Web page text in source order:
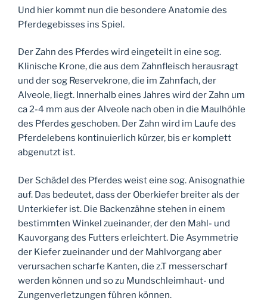
Und hier kommt nun die besondere Anatomie des
Pferdegebisses ins Spiel.
Der Zahn des Pferdes wird eingeteilt in eine sog.
Klinische Krone, die aus dem Zahnfleisch herausragt
und der sog Reservekrone, die im Zahnfach, der
Alveole, liegt. Innerhalb eines Jahres wird der Zahn um
ca 2-4 mm aus der Alveole nach oben in die Maulhöhle
des Pferdes geschoben. Der Zahn wird im Laufe des
Pferdelebens kontinuierlich kürzer, bis er komplett
abgenutzt ist.
Der Schädel des Pferdes weist eine sog. Anisognathie
auf. Das bedeutet, dass der Oberkiefer breiter als der
Unterkiefer ist. Die Backenzähne stehen in einem
bestimmten Winkel zueinander, der den Mahl- und
Kauvorgang des Futters erleichtert. Die Asymmetrie
der Kiefer zueinander und der Mahlvorgang aber
verursachen scharfe Kanten, die z.T messerscharf
werden können und so zu Mundschleimhaut- und
Zungenverletzungen führen können.